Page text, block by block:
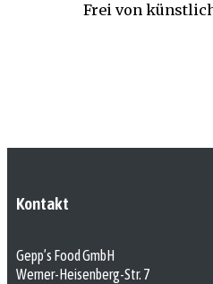
Frei von
Kontakt
Gepp’s Food GmbH
Werner-Heisenberg-Str. 7